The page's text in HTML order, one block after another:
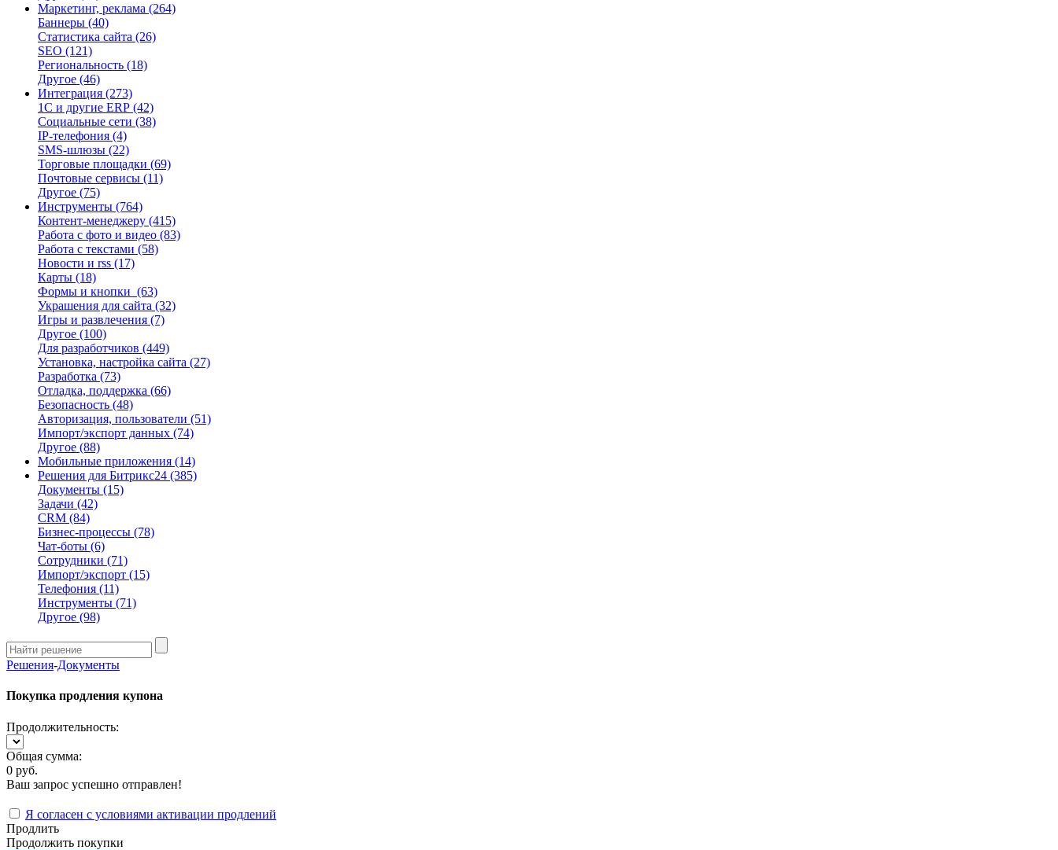
Маркетинг, реклама (264)
Баннеры (40)
Статистика сайта (26)
SEO (121)
Региональность (18)
Другое (46)
Интеграция (273)
1С и другие ERP (42)
Социальные сети (38)
IP-телефония (4)
SMS-шлюзы (22)
Торговые площадки (69)
Почтовые сервисы (11)
Другое (75)
Инструменты (764)
Контент-менеджеру (415)
Работа с фото и видео (83)
Работа с текстами (58)
Новости и rss (17)
Карты (18)
Формы и кнопки (63)
Украшения для сайта (32)
Игры и развлечения (7)
Другое (100)
Для разработчиков (449)
Установка, настройка сайта (27)
Разработка (73)
Отладка, поддержка (66)
Безопасность (48)
Авторизация, пользователи (51)
Импорт/экспорт данных (74)
Другое (88)
Мобильные приложения (14)
Решения для Битрикс24 (385)
Документы (15)
Задачи (42)
CRM (84)
Бизнес-процессы (78)
Чат-боты (6)
Сотрудники (71)
Импорт/экспорт (15)
Телефония (11)
Инструменты (71)
Другое (98)
Решения-Документы
Покупка продления купона
Продолжительность:
Общая сумма:
0 руб.
Ваш запрос успешно отправлен!
Я согласен с условиями активации продлений
Продлить
Продолжить покупки